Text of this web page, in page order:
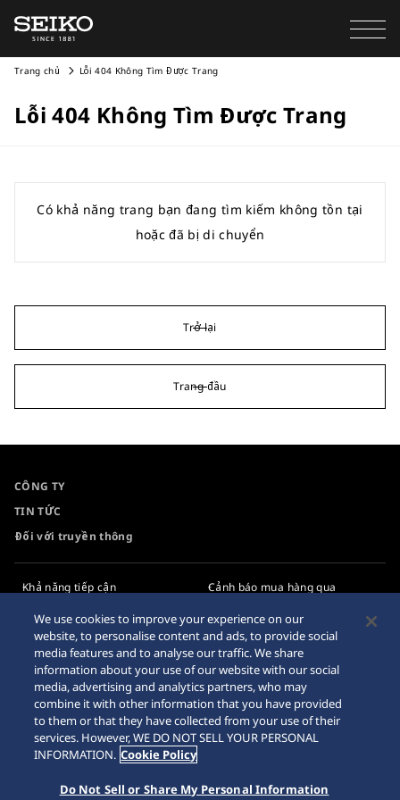
Trang chủ Lỗi 404 Không Tìm Được Trang
Lỗi 404 Không Tìm Được Trang
Có khả năng trang bạn đang tìm kiếm không tồn tại
hoặc đã bị di chuyển
Trở lại
Trang đầu
CÔNG TY
TIN TỨC
Đối với truyền thông
Khả năng tiếp cận
Yêu cầu
Cảnh báo mua hàng qua
Chính sách bảo mật
Chính sách cookie
Sơ đồ trang web
© 2026 Tập đoàn đồng hồ Seiko
We use cookies to improve your experience on our
website, to personalise content and ads, to provide social
media features and to analyse our traffic. We share
information about your use of our website with our social
media, advertising and analytics partners, who may
combine it with other information that you have provided
to them or that they have collected from your use of their
services. However, WE DO NOT SELL YOUR PERSONAL
INFORMATION. Cookie Policy
Do Not Sell or Share My Personal Information